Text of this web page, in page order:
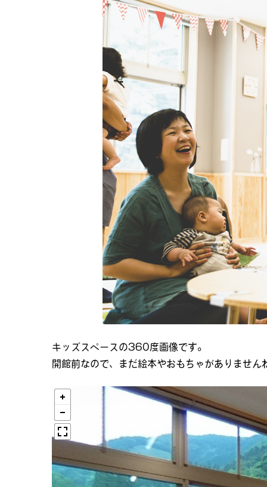
キッズスペースの360度画像です。
開館前なので、まだ絵本やおもちゃがありません